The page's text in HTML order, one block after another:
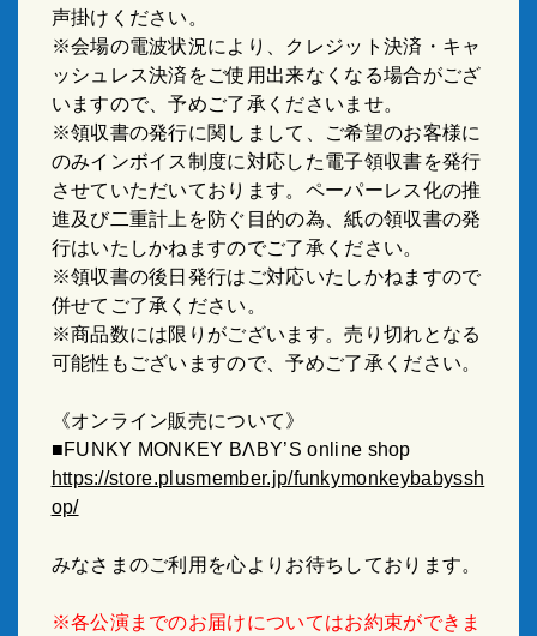
声掛けください。
※会場の電波状況により、クレジット決済・キャ
ッシュレス決済をご使用出来なくなる場合がござ
いますので、予めご了承くださいませ。
※領収書の発行に関しまして、ご希望のお客様に
のみインボイス制度に対応した電子領収書を発行
させていただいております。ペーパーレス化の推
進及び二重計上を防ぐ目的の為、紙の領収書の発
行はいたしかねますのでご了承ください。
※領収書の後日発行はご対応いたしかねますので
併せてご了承ください。
※商品数には限りがございます。売り切れとなる
可能性もございますので、予めご了承ください。
《オンライン販売について》
■FUNKY MONKEY BΛBY’S online shop
https://store.plusmember.jp/funkymonkeybabyssh
op/
みなさまのご利用を心よりお待ちしております。
※各公演までのお届けについてはお約束ができま